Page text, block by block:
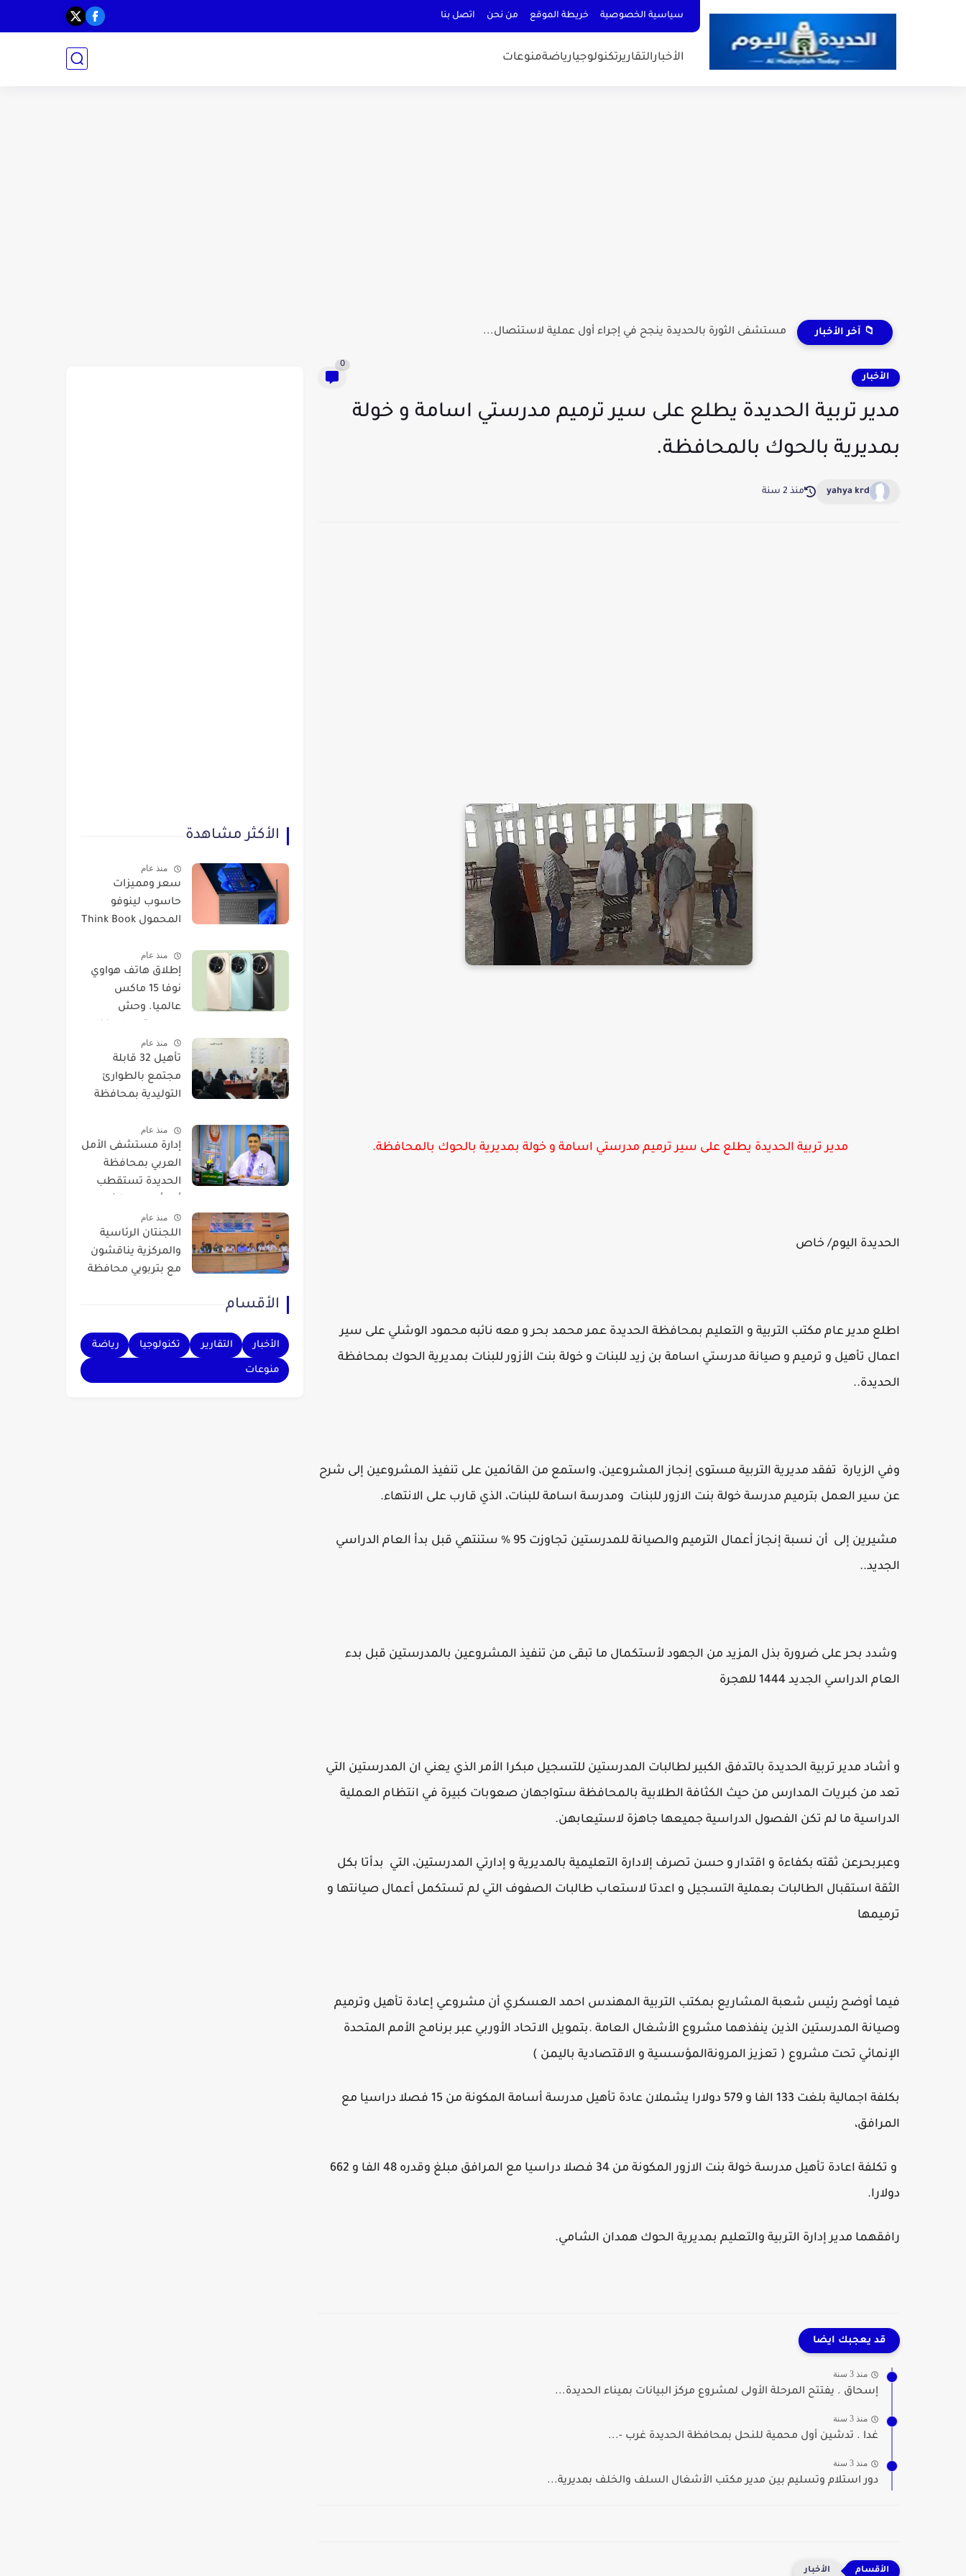
سياسية الخصوصية خريطة الموقع من نحن اتصل بنا
الأخبارالتقاريرتكنولوجيارياضةمنوعات
📁 آخر الأخبار مستشفى الثورة بالحديدة ينجح في إجراء أول عملية لاستئصال...
الأخبار
0
مدير تربية الحديدة يطلع على سير ترميم مدرستي اسامة و خولة
بمديرية بالحوك بالمحافظة.
yahya krd منذ 2 سنة
مدير تربية الحديدة يطلع على سير ترميم مدرستي اسامة و خولة بمديرية بالحوك بالمحافظة.
الحديدة اليوم/ خاص
اطلع مدير عام مكتب التربية و التعليم بمحافظة الحديدة عمر محمد بحر و معه نائبه محمود الوشلي على سير
اعمال تأهيل و ترميم و صيانة مدرستي اسامة بن زيد للبنات و خولة بنت الأزور للبنات بمديرية الحوك بمحافظة
الحديدة..
وفي الزيارة تفقد مديرية التربية مستوى إنجاز المشروعين، واستمع من القائمين على تنفيذ المشروعين إلى شرح
عن سير العمل بترميم مدرسة خولة بنت الازور للبنات ومدرسة اسامة للبنات، الذي قارب على الانتهاء.
مشيرين إلى أن نسبة إنجاز أعمال الترميم والصيانة للمدرستين تجاوزت 95 % ستنتهي قبل بدأ العام الدراسي
الجديد..
وشدد بحر على ضرورة بذل المزيد من الجهود لأستكمال ما تبقى من تنفيذ المشروعين بالمدرستين قبل بدء
العام الدراسي الجديد 1444 للهجرة
و أشاد مدير تربية الحديدة بالتدفق الكبير لطالبات المدرستين للتسجيل مبكرا الأمر الذي يعني ان المدرستين التي
تعد من كبريات المدارس من حيث الكثافة الطلابية بالمحافظة ستواجهان صعوبات كبيرة في انتظام العملية
الدراسية ما لم تكن الفصول الدراسية جميعها جاهزة لاستيعابهن.
وعبربحرعن ثقته بكفاءة و اقتدار و حسن تصرف إلادارة التعليمية بالمديرية و إدارتي المدرستين، التي بدأتا بكل
الثقة استقبال الطالبات بعملية التسجيل و اعدتا لاستعاب طالبات الصفوف التي لم تستكمل أعمال صيانتها و
ترميمها
فيما أوضح رئيس شعبة المشاريع بمكتب التربية المهندس احمد العسكري أن مشروعي إعادة تأهيل وترميم
وصيانة المدرستين الذين ينفذهما مشروع الأشغال العامة .بتمويل الاتحاد الأوربي عبر برنامج الأمم المتحدة
الإنمائي تحت مشروع ( تعزيز المرونةالمؤسسية و الاقتصادية باليمن )
بكلفة اجمالية بلغت 133 الفا و 579 دولارا يشملان عادة تأهيل مدرسة أسامة المكونة من 15 فصلا دراسيا مع
المرافق،
و تكلفة اعادة تأهيل مدرسة خولة بنت الازور المكونة من 34 فصلا دراسيا مع المرافق مبلغ وقدره 48 الفا و 662
دولارا.
رافقهما مدير إدارة التربية والتعليم بمديرية الحوك همدان الشامي.
قد يعجبك ايضا
منذ 3 سنة
إسحاق . يفتتح المرحلة الأولى لمشروع مركز البيانات بميناء الحديدة...
منذ 3 سنة
غدا . تدشين أول محمية للنحل بمحافظة الحديدة غرب -...
منذ 3 سنة
دور استلام وتسليم بين مدير مكتب الأشغال السلف والخلف بمديرية...
الأخبار
الأكثر مشاهدة
منذ عام
سعر ومميزات
حاسوب لينوفو
المحمول Think Book
منذ عام
​إطلاق هاتف هواوي
نوفا 15 ماكس
عالميا. وحش
EMUI 14.
منذ عام
تأهيل 32 قابلة
مجتمع بالطوارئ
التوليدية بمحافظة
منذ عام
إدارة مستشفى الأمل
العربي بمحافظة
الحديدة تستقطب
العيون.
منذ عام
اللجنتان الرئاسية
والمركزية يناقشون
مع بتربويي محافظة
الأقسام
الأخبار التقارير تكنولوجيا رياضة
منوعات